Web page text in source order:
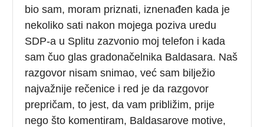
bio sam, moram priznati, iznenađen kada je
nekoliko sati nakon mojega poziva uredu
SDP-a u Splitu zazvonio moj telefon i kada
sam čuo glas gradonačelnika Baldasara. Naš
razgovor nisam snimao, već sam bilježio
najvažnije rečenice i red je da razgovor
prepričam, to jest, da vam približim, prije
nego što komentiram, Baldasarove motive,